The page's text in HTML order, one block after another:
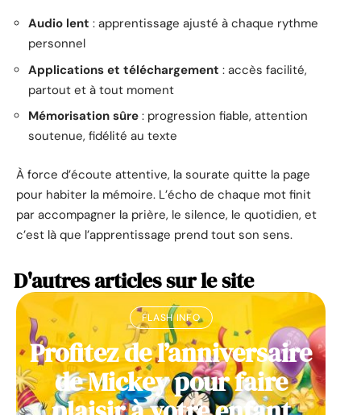
Audio lent : apprentissage ajusté à chaque rythme
personnel
Applications et téléchargement : accès facilité,
partout et à tout moment
Mémorisation sûre : progression fiable, attention
soutenue, fidélité au texte
À force d’écoute attentive, la sourate quitte la page
pour habiter la mémoire. L’écho de chaque mot finit
par accompagner la prière, le silence, le quotidien, et
c’est là que l’apprentissage prend tout son sens.
D'autres articles sur le site
FLASH INFO
Profitez de l’anniversaire
de Mickey pour faire